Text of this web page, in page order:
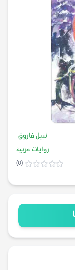
نبيل فاروق
روايات عربية
(0)